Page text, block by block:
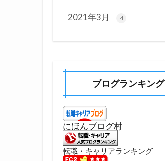
2021年3月 4
ブログランキング
にほんブログ村
転職・キャリアランキング